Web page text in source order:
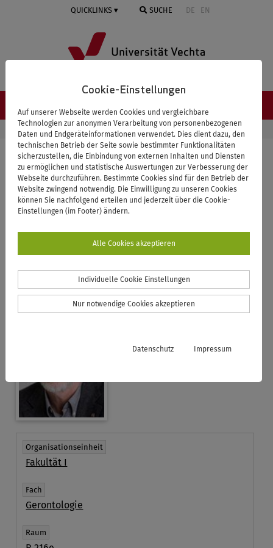
Cookie-Einstellungen
Auf unserer Webseite werden Cookies und vergleichbare
Technologien zur anonymen Verarbeitung von personenbezogenen
Daten und Endgeräteinformationen verwendet. Dies dient dazu, den
technischen Betrieb der Seite sowie bestimmter Funktionalitäten
sicherzustellen, die Einbindung von externen Inhalten und Diensten
zu ermöglichen und statistische Auswertungen zur Verbesserung der
Webseite durchzuführen. Bestimmte Cookies sind für den Betrieb der
Website zwingend notwendig. Die Einwilligung zu unseren Cookies
können Sie nachfolgend erteilen und jederzeit über die Cookie-
Einstellungen (im Footer) ändern.
Alle Cookies akzeptieren
Individuelle Cookie Einstellungen
Nur notwendige Cookies akzeptieren
Datenschutz Impressum
QUICKLINKS SUCHE DE EN
NAVIGATION ≡
STARTSEITE UNIVERSITÄT PERSONENVERZEICHNIS
Zurück zur Übersicht
Fachinger, Uwe, Prof. Dr.
(im Ruhestand)
Ökonomie und demographischer Wandel
Organisationseinheit
Fakultät I
Fach
Gerontologie
Raum